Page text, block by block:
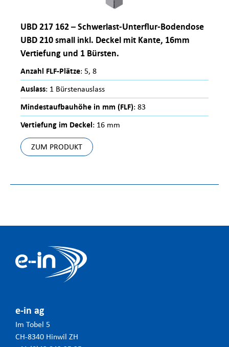
UBD 217 162 – Schwerlast-Unterflur-Bodendose
UBD 210 small inkl. Deckel mit Kante, 16mm
Vertiefung und 1 Bürsten.
Anzahl FLF-Plätze: 5, 8
Auslass: 1 Bürstenauslass
Mindestaufbauhöhe in mm (FLF): 83
Vertiefung im Deckel: 16 mm
ZUM PRODUKT
e-in ag
Im Tobel 5
CH-8340 Hinwil ZH